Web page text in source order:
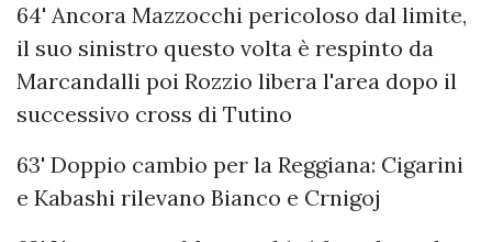
64' Ancora Mazzocchi pericoloso dal limite,
il suo sinistro questo volta è respinto da
Marcandalli poi Rozzio libera l'area dopo il
successivo cross di Tutino
63' Doppio cambio per la Reggiana: Cigarini
e Kabashi rilevano Bianco e Crnigoj